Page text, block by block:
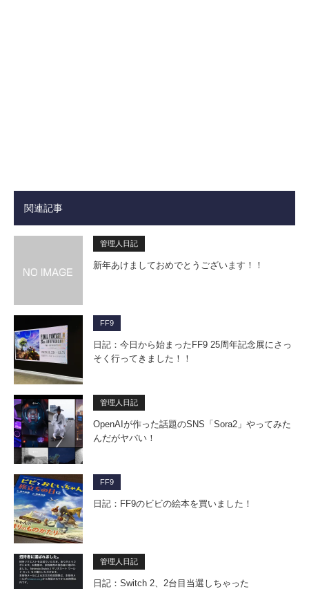
関連記事
管理人日記
新年あけましておめでとうございます！！
FF9
日記：今日から始まったFF9 25周年記念展にさっ
そく行ってきました！！
管理人日記
OpenAIが作った話題のSNS「Sora2」やってみた
んだがヤバい！
FF9
日記：FF9のビビの絵本を買いました！
管理人日記
日記：Switch 2、2台目当選しちゃった